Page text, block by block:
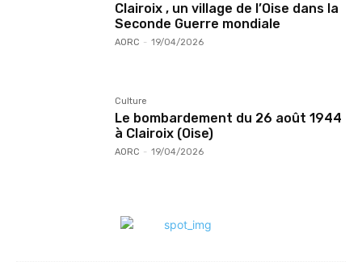
Clairoix , un village de l’Oise dans la
Seconde Guerre mondiale
AORC - 19/04/2026
Culture
Le bombardement du 26 août 1944
à Clairoix (Oise)
AORC - 19/04/2026